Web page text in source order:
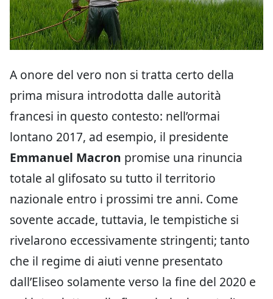
A onore del vero non si tratta certo della
prima misura introdotta dalle autorità
francesi in questo contesto: nell’ormai
lontano 2017, ad esempio, il presidente
Emmanuel Macron promise una rinuncia
totale al glifosato su tutto il territorio
nazionale entro i prossimi tre anni. Come
sovente accade, tuttavia, le tempistiche si
rivelarono eccessivamente stringenti; tanto
che il regime di aiuti venne presentato
dall’Eliseo solamente verso la fine del 2020 e